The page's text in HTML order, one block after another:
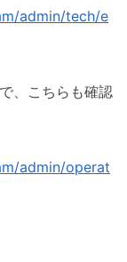
admin/tech/e
、こちらも確認
admin/operat